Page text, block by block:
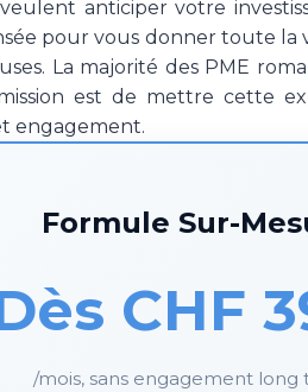
anticiper votre
pour vous donner toute la
La majorité des PME
est de mettre cette
engagement.
Formule Sur-
CHF
/mois, sans engagement long